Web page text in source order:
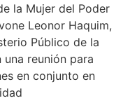
la Mujer del Poder
Leonor Haquim,
Público de la
una reunión para
en conjunto en